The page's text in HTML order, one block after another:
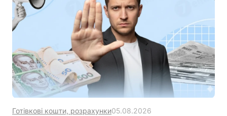
Готівкові кошти, розрахунки05.08.2026